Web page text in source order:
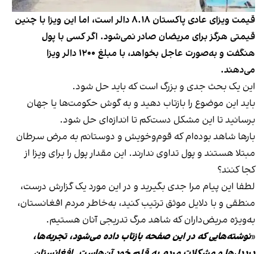
قیمت ویزای عادی پاکستان ۸.۱۸ دالر است، اما این ویزا با چنین
قیمتی هرگز برای مریضان صادر نمی‌شود. اگر کسی با پول
هنگفت و به‌صورت عاجل بخواهد، با مبلغ ۱۲۰۰ دالر ویزا
می‌دهند.
این یک بحث جدی و بزرگ است که باید حل شود.
باید این موضوع را بازتاب دهید و به گوش حکومت‌ها یا جهان
برسانید تا این مشکل دست‌کم تا اندازه‌ای حل شود.
بارها شاهد بوده‌ام که قوم‌وخویش و دوستانم به مرض سرطان
مبتلا هستند و پول تداوی ندارند. این مقدار پول را برای ویزا از
کجا کنند؟
لطفا این پیام مرا جدی بگیرید و در این مورد یک گزارش درست،
منطقی و با دلایل موثق ترتیب کنید، به‌خاطر مردم افغانستان،
به‌ویژه مریض‌داران که شاهد مرگ تدریجی آنان هستیم.
«نوشته‌هایی که در این صفحه بازتاب داده می‌شود، تجربه‌ها،